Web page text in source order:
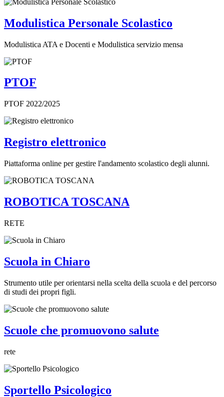
Modulistica Personale Scolastico
Modulistica ATA e Docenti e Modulistica servizio mensa
PTOF
PTOF 2022/2025
Registro elettronico
Piattaforma online per gestire l'andamento scolastico degli alunni.
ROBOTICA TOSCANA
RETE
Scuola in Chiaro
Strumento utile per orientarsi nella scelta della scuola e del percorso
di studi dei propri figli.
Scuole che promuovono salute
rete
Sportello Psicologico